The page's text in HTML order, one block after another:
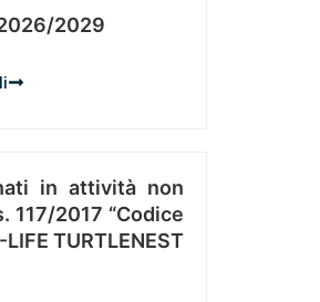
2029
in attività non
2017 “Codice
TURTLENEST